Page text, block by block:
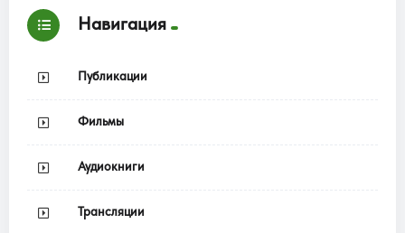
Навигация
Публикации
Фильмы
Аудиокниги
Трансляции